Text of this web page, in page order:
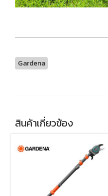
Gardena
สินค้าเกี่ยวข้อง